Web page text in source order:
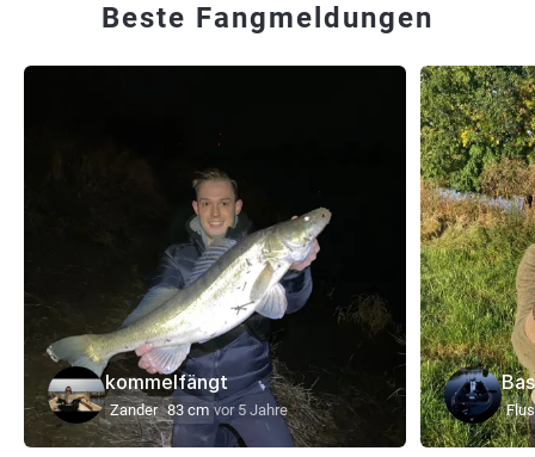
Beste Fangmeldungen
kommelfängt
Zander 83 cm vor 5 Jahre